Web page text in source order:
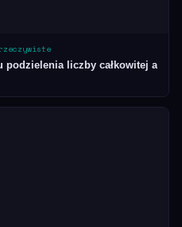
podzielenia liczby całkowitej a